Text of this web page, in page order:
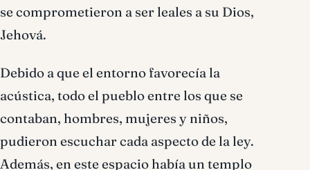
se comprometieron a ser leales a su Dios,
Jehová.
Debido a que el entorno favorecía la
acústica, todo el pueblo entre los que se
contaban, hombres, mujeres y niños,
pudieron escuchar cada aspecto de la ley.
Además, en este espacio había un templo